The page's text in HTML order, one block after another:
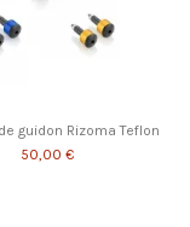
guidon Rizoma Teflon
50,00 €